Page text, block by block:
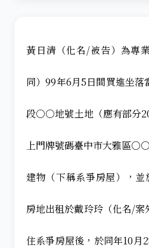
黃日清（化名/被告）為專
同）99年6月5日間買進坐
段○○地號土地（應有部分
上門牌號碼臺中市大雅
建物（下稱系爭房屋），
房地出租於戴玲玲（化名/案
住系爭房屋後，於同年10月